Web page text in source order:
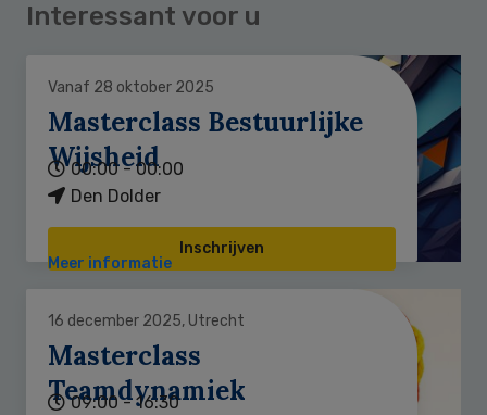
Interessant voor u
Vanaf 28 oktober 2025
Masterclass Bestuurlijke
Wijsheid
00:00 - 00:00
Den Dolder
Inschrijven
Meer informatie
16 december 2025, Utrecht
Masterclass
Teamdynamiek
09:00 - 16:30